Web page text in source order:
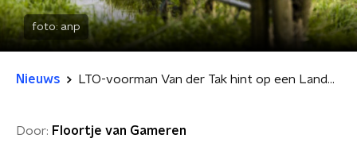
foto: anp
Nieuws LTO-voorman Van der Tak hint op een Landbouwakkoord
Door: Floortje van Gameren